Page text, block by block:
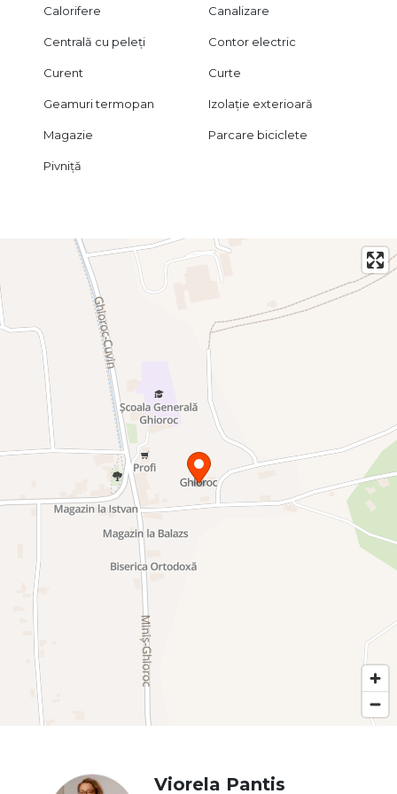
asteptam cu drag la o vizionare.
Pret 274 900 euro, negociabil.
Calorifere Canalizare
Centrală cu peleți Contor electric
Curent Curte
Geamuri termopan Izolație exterioară
Magazie Parcare biciclete
Pivniță
Viorela Pantis